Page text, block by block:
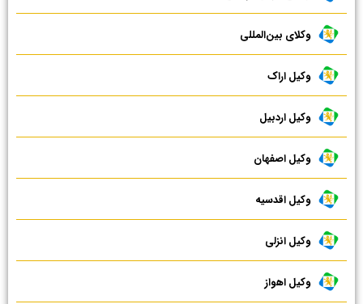
وکلای بین‌المللی
وکیل اراک
وکیل اردبیل
وکیل اصفهان
وکیل اقدسیه
وکیل انزلی
وکیل اهواز